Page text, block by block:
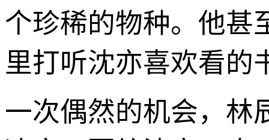
个珍稀的物种。他甚
里打听沈亦喜欢看的
一次偶然的机会，林